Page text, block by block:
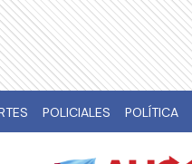
POLICIALES POLÍTICA